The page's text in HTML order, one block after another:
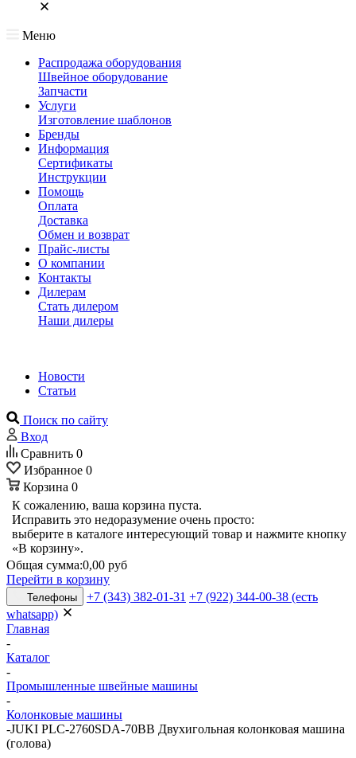
Меню
Распродажа оборудования
Швейное оборудование
Запчасти
Услуги
Изготовление шаблонов
Бренды
Информация
Сертификаты
Инструкции
Помощь
Оплата
Доставка
Обмен и возврат
Прайс-листы
О компании
Контакты
Дилерам
Стать дилером
Наши дилеры
Новости
Статьи
Поиск по сайту
Вход
Сравнить 0
Избранное 0
Корзина 0
К сожалению, ваша корзина пуста.
Исправить это недоразумение очень просто:
выберите в каталоге интересующий товар и нажмите кнопку
«В корзину».
Общая сумма:0,00 руб
Перейти в корзину
Телефоны +7 (343) 382-01-31 +7 (922) 344-00-38 (есть
whatsapp)
Главная
-
Каталог
-
Промышленные швейные машины
-
Колонковые машины
-JUKI PLC-2760SDA-70BB Двухигольная колонковая машина
(голова)